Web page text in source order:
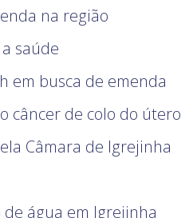
na região
saúde
em busca de emenda
câncer de colo do útero
Câmara de Igrejinha
água em Igrejinha